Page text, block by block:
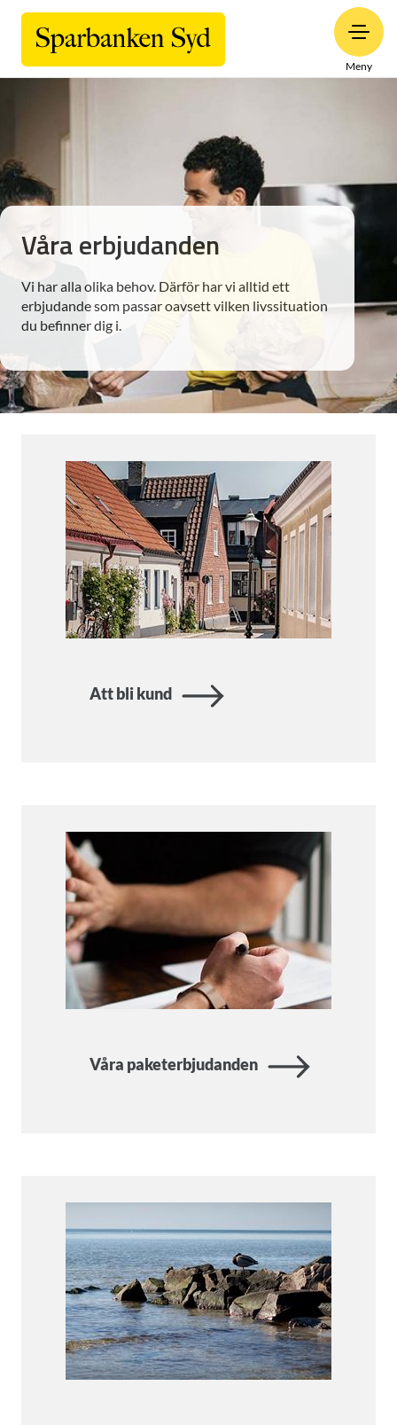
Meny
Våra erbjudanden
Vi har alla olika behov. Därför har vi alltid ett
erbjudande som passar oavsett vilken livssituation
du befinner dig i.
Att bli kund
Våra paketerbjudanden